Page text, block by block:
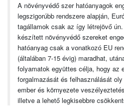
A növényvédő szer hatóanyagok
legszigorúbb rendszere alapján,
tagállamok csak az így létrejövő
készített növényvédő szereket
hatóanyag csak a vonatkozó EU
(általában 7-15 évig) maradhat,
folyamatok együttes célja, hogy az
forgalmazását és felhasználását
ember és környezete
illetve a lehető legkisebbre